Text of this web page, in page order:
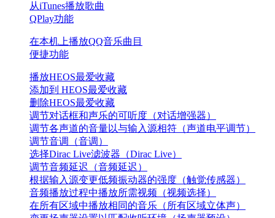
从iTunes播放歌曲
QPlay功能
在本机上播放QQ音乐曲目
便捷功能
播放HEOS最爱收藏
添加到 HEOS最爱收藏
删除HEOS最爱收藏
调节对话框和声乐的可听度（对话增强器）
调节各声道的音量以与输入源相符（声道电平调节）
调节音调（音调）
选择Dirac Live滤波器（Dirac Live）
调节音频延迟（音频延迟）
根据输入源变更低频振动器的强度（触觉传感器）
音频播放过程中播放所需视频（视频选择）
在所有区域中播放相同的音乐（所有区域立体声）